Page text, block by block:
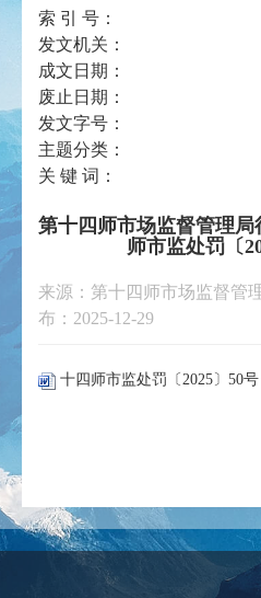
索 引 号：
发文机关：
成文日期：
废止日期：
发文字号：
主题分类：
关 键 词：
第十四师市场监督管理局
师市监处罚〔
来源：第十四师市场监督管
布：2025-12-29
十四师市监处罚〔2025〕50号